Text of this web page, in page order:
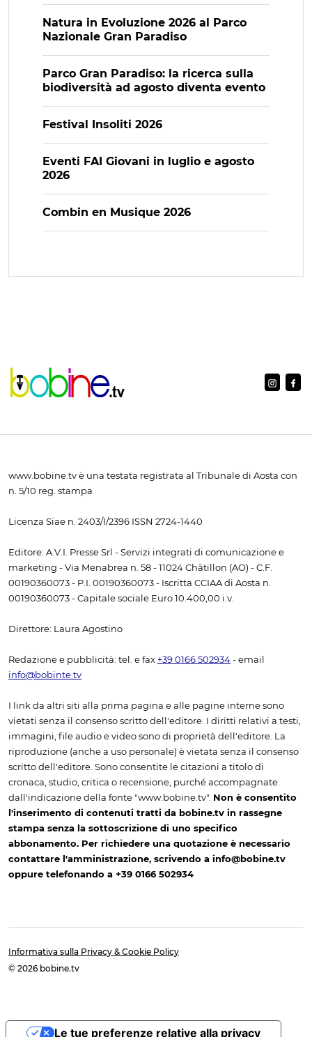
Natura in Evoluzione 2026 al Parco
Nazionale Gran Paradiso
Parco Gran Paradiso: la ricerca sulla
biodiversità ad agosto diventa evento
Festival Insoliti 2026
Eventi FAI Giovani in luglio e agosto
2026
Combin en Musique 2026
www.bobine.tv è una testata registrata al Tribunale di Aosta con
n. 5/10 reg. stampa
Licenza Siae n. 2403/I/2396 ISSN 2724-1440
Editore: A.V.I. Presse Srl - Servizi integrati di comunicazione e
marketing - Via Menabrea n. 58 - 11024 Châtillon (AO) - C.F.
00190360073 - P.I. 00190360073 - Iscritta CCIAA di Aosta n.
00190360073 - Capitale sociale Euro 10.400,00 i.v.
Direttore: Laura Agostino
Redazione e pubblicità: tel. e fax +39 0166 502934 - email
info@bobinte.tv
I link da altri siti alla prima pagina e alle pagine interne sono
vietati senza il consenso scritto dell'editore. I diritti relativi a testi,
immagini, file audio e video sono di proprietà dell'editore. La
riproduzione (anche a uso personale) è vietata senza il consenso
scritto dell'editore. Sono consentite le citazioni a titolo di
cronaca, studio, critica o recensione, purché accompagnate
dall'indicazione della fonte "www.bobine.tv". Non è consentito
l'inserimento di contenuti tratti da bobine.tv in rassegne
stampa senza la sottoscrizione di uno specifico
abbonamento. Per richiedere una quotazione è necessario
contattare l'amministrazione, scrivendo a info@bobine.tv
oppure telefonando a +39 0166 502934
Informativa sulla Privacy & Cookie Policy
© 2026 bobine.tv
Le tue preferenze relative alla privacy